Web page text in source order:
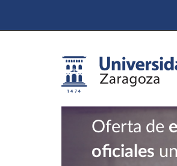
Oferta de
oficiales